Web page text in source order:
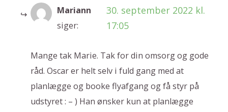
Mariann
siger:
30. september 2022 kl.
17:05
Mange tak Marie. Tak for din omsorg og gode
råd. Oscar er helt selv i fuld gang med at
planlægge og booke flyafgang og få styr på
udstyret : – ) Han ønsker kun at planlægge